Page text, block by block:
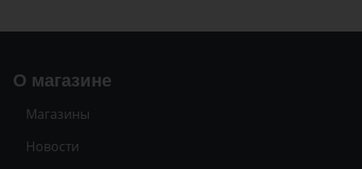
О магазине
Магазины
Новости